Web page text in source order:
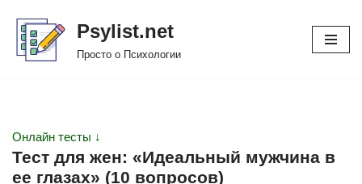
Перейти
Psylist.net
Просто о Психологии
Онлайн тесты ↓
Тест для жен: «Идеальный мужчина в
ее глазах» (10 вопросов)